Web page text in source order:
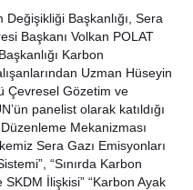
Başkanlığı, Sera
Başkanı Volkan POLAT
Karbon
Uzman Hüseyin
Çevresel Gözetim ve
panelist olarak katıldığı
Mekanizması
Sera Gazı Emisyonları
“Sınırda Karbon
SKDM İlişkisi” “Karbon Ayak